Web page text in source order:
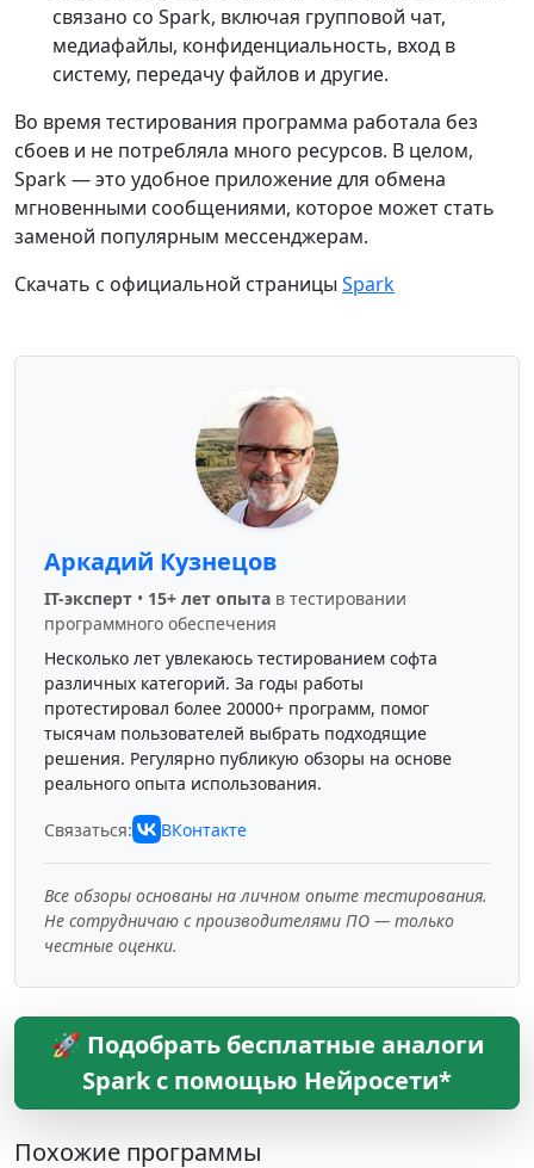
связано со Spark, включая групповой чат,
медиафайлы, конфиденциальность, вход в
систему, передачу файлов и другие.
Во время тестирования программа работала без
сбоев и не потребляла много ресурсов. В целом,
Spark — это удобное приложение для обмена
мгновенными сообщениями, которое может стать
заменой популярным мессенджерам.
Скачать с официальной страницы Spark
Аркадий Кузнецов
IT-эксперт • 15+ лет опыта в тестировании
программного обеспечения
Несколько лет увлекаюсь тестированием софта
различных категорий. За годы работы
протестировал более 20000+ программ, помог
тысячам пользователей выбрать подходящие
решения. Регулярно публикую обзоры на основе
реального опыта использования.
Связаться: ВКонтакте
Все обзоры основаны на личном опыте тестирования.
Не сотрудничаю с производителями ПО — только
честные оценки.
🚀 Подобрать бесплатные аналоги
Spark с помощью Нейросети*
Похожие программы